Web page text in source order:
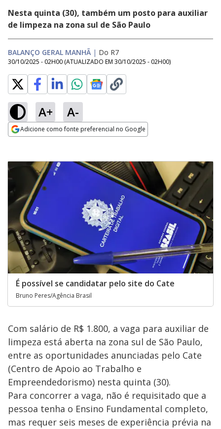
Nesta quinta (30), também um posto para auxiliar
de limpeza na zona sul de São Paulo
BALANÇO GERAL MANHÃ | Do R7
30/10/2025 - 02H00 (ATUALIZADO EM 30/10/2025 - 02H00)
A+ A-
Adicione como fonte preferencial no Google
É possível se candidatar pelo site do Cate
Bruno Peres/Agência Brasil
Com salário de R$ 1.800, a vaga para auxiliar de
limpeza está aberta na zona sul de São Paulo,
entre as oportunidades anunciadas pelo Cate
(Centro de Apoio ao Trabalho e
Empreendedorismo) nesta quinta (30).
Para concorrer a vaga, não é requisitado que a
pessoa tenha o Ensino Fundamental completo,
mas requer seis meses de experiência prévia na